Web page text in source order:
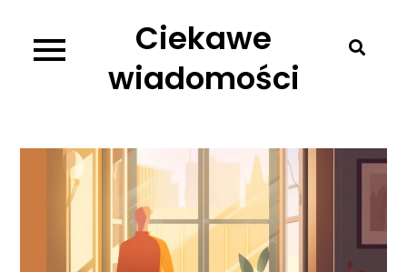
content
Ciekawe
wiadomości